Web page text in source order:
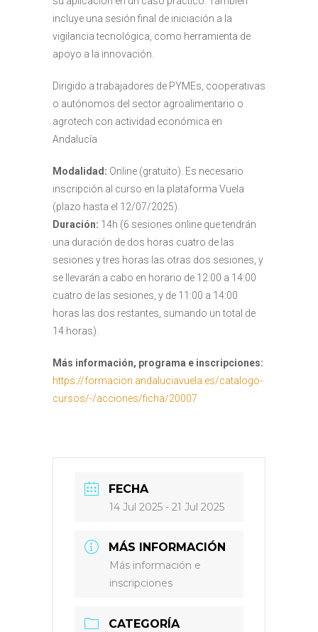
incluye una sesión final de iniciación a la
vigilancia tecnológica, como herramienta de
apoyo a la innovación.
Dirigido a trabajadores de PYMEs, cooperativas
o autónomos del sector agroalimentario o
agrotech con actividad económica en
Andalucía
Modalidad: Online (gratuito). Es necesario
inscripción al curso en la plataforma Vuela
(plazo hasta el 12/07/2025).
Duración: 14h (6 sesiones online que tendrán
una duración de dos horas cuatro de las
sesiones y tres horas las otras dos sesiones, y
se llevarán a cabo en horario de 12:00 a 14:00
cuatro de las sesiones, y de 11:00 a 14:00
horas las dos restantes, sumando un total de
14 horas).
Más información, programa e inscripciones:
https://formacion.andaluciavuela.es/catalogo-
cursos/-/acciones/ficha/20007
FECHA
14 Jul 2025 - 21 Jul 2025
MÁS INFORMACIÓN
Más información e
inscripciones
CATEGORÍA